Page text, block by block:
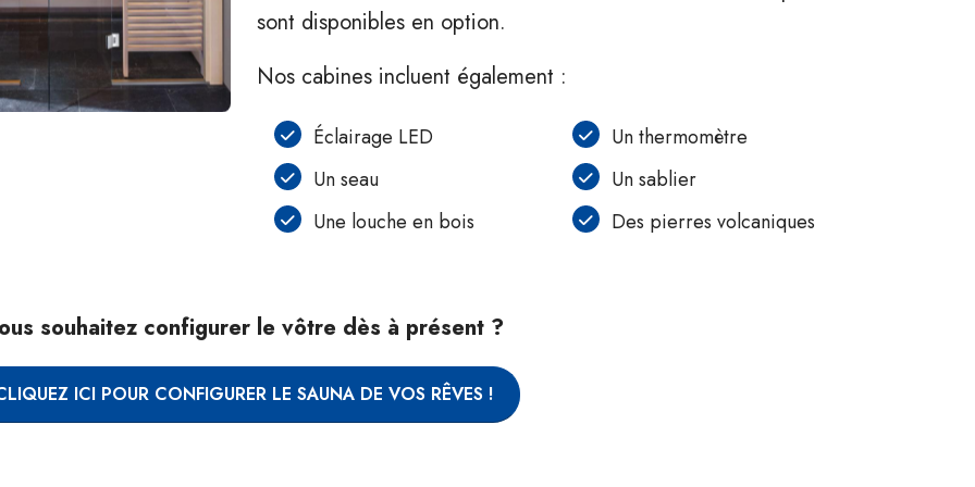
sont disponibles en option.
Nos cabines incluent également :
Éclairage LED
Un seau
Une louche en bois
Un thermomètre
Un sablier
Des pierres volcaniques
souhaitez configurer le vôtre dès à présent ?
ICI POUR CONFIGURER LE SAUNA DE VOS RÊVES !